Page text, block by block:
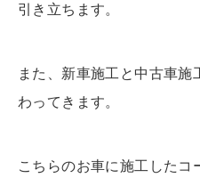
引き立ちます。
また、新車施工と中古車
わってきます。
こちらのお車に施工したコ